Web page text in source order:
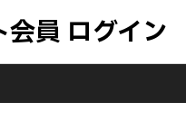
員 ログイン